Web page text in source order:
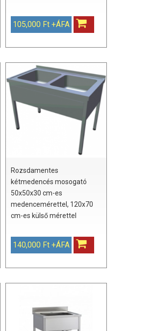
105,000 Ft +ÁFA
Rozsdamentes
kétmedencés mosogató
50x50x30 cm-es
medencemérettel, 120x70
cm-es külső mérettel
140,000 Ft +ÁFA